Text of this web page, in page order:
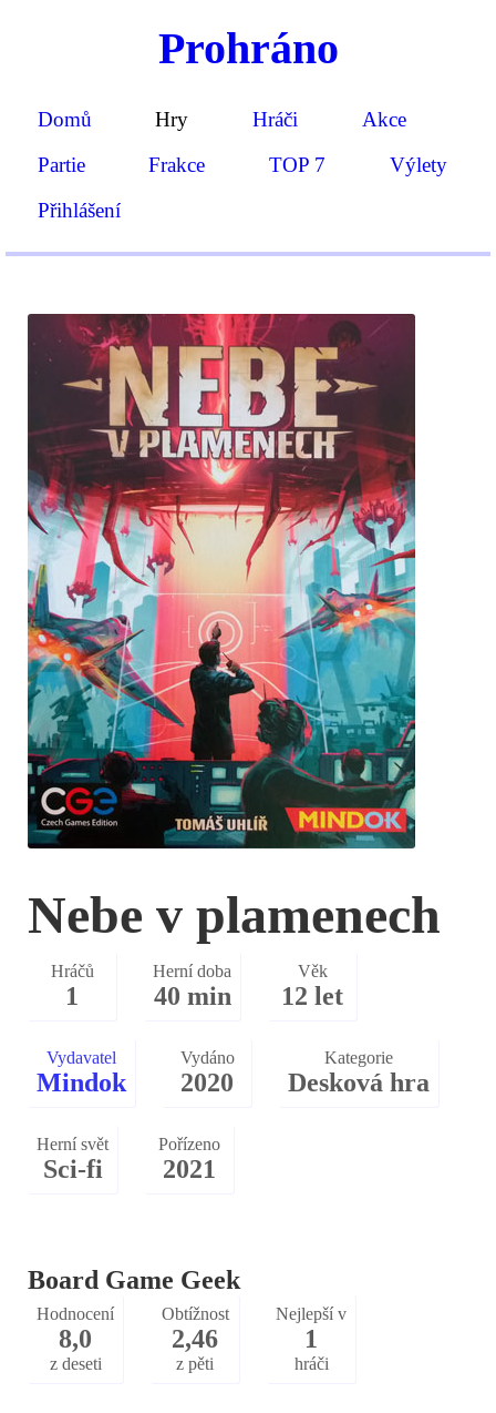
Prohráno
Domů Hry Hráči
Akce
Partie
Frakce TOP 7
Výlety
Přihlášení
Nebe v plamenech
Hráčů
1
Herní doba
40 min
Věk
12 let
Vydavatel
Mindok
Vydáno
2020
Kategorie
Desková hra
Herní svět
Sci-fi
Pořízeno
2021
Board Game Geek
Hodnocení
8,0
z deseti
Obtížnost
2,46
z pěti
Nejlepší v
1
hráči